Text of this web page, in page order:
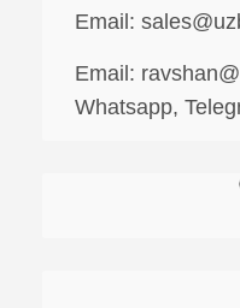
Email:
Email:
Whatsapp,